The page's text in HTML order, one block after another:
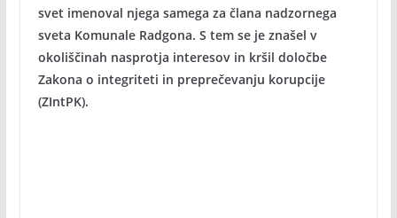
svet imenoval njega samega za člana nadzornega
sveta Komunale Radgona. S tem se je znašel v
okoliščinah nasprotja interesov in kršil določbe
Zakona o integriteti in preprečevanju korupcije
(ZIntPK).